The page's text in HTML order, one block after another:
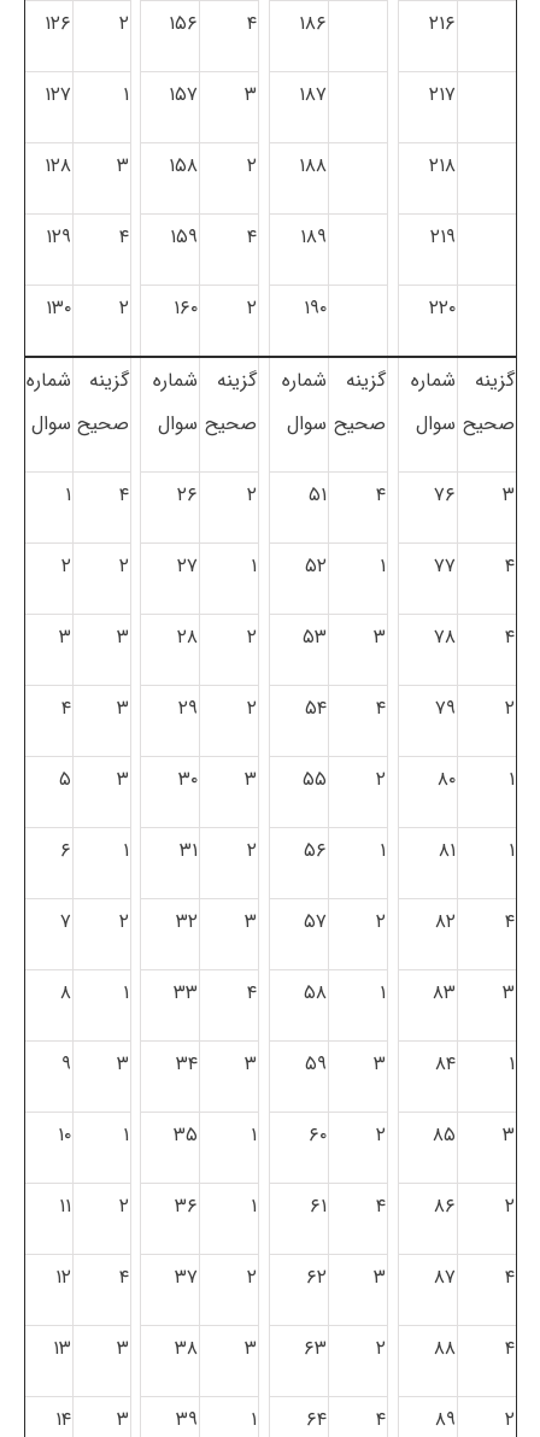
۲۱۶ ۱۸۶ ۴ ۱۵۶ ۲ ۱۲۶
۲۱۷ ۱۸۷ ۳ ۱۵۷ ۱ ۱۲۷
۲۱۸ ۱۸۸ ۲ ۱۵۸ ۳ ۱۲۸
۲۱۹ ۱۸۹ ۴ ۱۵۹ ۴ ۱۲۹
۲۲۰ ۱۹۰ ۲ ۱۶۰ ۲ ۱۳۰
گزینه
صحیح
شماره
سوال
گزینه
صحیح
شماره
سوال
گزینه
صحیح
شماره
سوال
گزینه
صحیح
شماره
سوال
۳ ۷۶ ۴ ۵۱ ۲ ۲۶ ۴ ۱
۴ ۷۷ ۱ ۵۲ ۱ ۲۷ ۲ ۲
۴ ۷۸ ۳ ۵۳ ۲ ۲۸ ۳ ۳
۲ ۷۹ ۴ ۵۴ ۲ ۲۹ ۳ ۴
۱ ۸۰ ۲ ۵۵ ۳ ۳۰ ۳ ۵
۱ ۸۱ ۱ ۵۶ ۲ ۳۱ ۱ ۶
۴ ۸۲ ۲ ۵۷ ۳ ۳۲ ۲ ۷
۳ ۸۳ ۱ ۵۸ ۴ ۳۳ ۱ ۸
۱ ۸۴ ۳ ۵۹ ۳ ۳۴ ۳ ۹
۳ ۸۵ ۲ ۶۰ ۱ ۳۵ ۱ ۱۰
۲ ۸۶ ۴ ۶۱ ۱ ۳۶ ۲ ۱۱
۴ ۸۷ ۳ ۶۲ ۲ ۳۷ ۴ ۱۲
۴ ۸۸ ۲ ۶۳ ۳ ۳۸ ۳ ۱۳
۲ ۸۹ ۴ ۶۴ ۱ ۳۹ ۳ ۱۴